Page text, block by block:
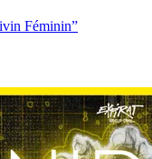
Féminin”